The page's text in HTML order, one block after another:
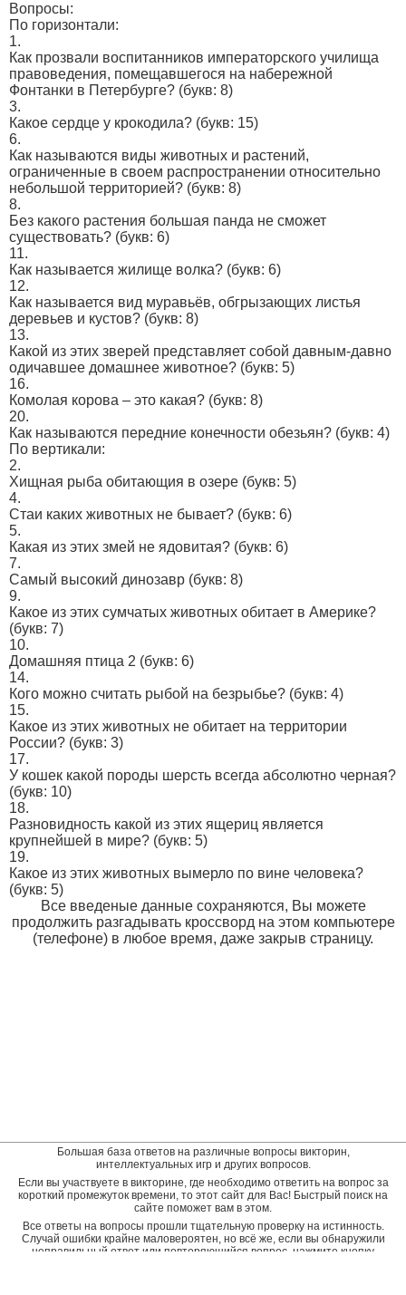
Вопросы:
По горизонтали:
1.
Как прозвали воспитанников императорского училища
правоведения, помещавшегося на набережной
Фонтанки в Петербурге? (букв: 8)
3.
Какое сердце у крокодила? (букв: 15)
6.
Как называются виды животных и растений,
ограниченные в своем распространении относительно
небольшой территорией? (букв: 8)
8.
Без какого растения большая панда не сможет
существовать? (букв: 6)
11.
Как называется жилище волка? (букв: 6)
12.
Как называется вид муравьёв, обгрызающих листья
деревьев и кустов? (букв: 8)
13.
Какой из этих зверей представляет собой давным-давно
одичавшее домашнее животное? (букв: 5)
16.
Комолая корова – это какая? (букв: 8)
20.
Как называются передние конечности обезьян? (букв: 4)
По вертикали:
2.
Хищная рыба обитающия в озере (букв: 5)
4.
Стаи каких животных не бывает? (букв: 6)
5.
Какая из этих змей не ядовитая? (букв: 6)
7.
Самый высокий динозавр (букв: 8)
9.
Какое из этих сумчатых животных обитает в Америке?
(букв: 7)
10.
Домашняя птица 2 (букв: 6)
14.
Кого можно считать рыбой на безрыбье? (букв: 4)
15.
Какое из этих животных не обитает на территории
России? (букв: 3)
17.
У кошек какой породы шерсть всегда абсолютно черная?
(букв: 10)
18.
Разновидность какой из этих ящериц является
крупнейшей в мире? (букв: 5)
19.
Какое из этих животных вымерло по вине человека?
(букв: 5)
Все введеные данные сохраняются, Вы можете
продолжить разгадывать кроссворд на этом компьютере
(телефоне) в любое время, даже закрыв страницу.
Большая база ответов на различные вопросы викторин,
интеллектуальных игр и других вопросов.
Если вы участвуете в викторине, где необходимо ответить на вопрос за
короткий промежуток времени, то этот сайт для Вас! Быстрый поиск на
сайте поможет вам в этом.
Все ответы на вопросы прошли тщательную проверку на истинность.
Случай ошибки крайне маловероятен, но всё же, если вы обнаружили
неправильный ответ или повторяющийся вопрос, нажмите кнопку